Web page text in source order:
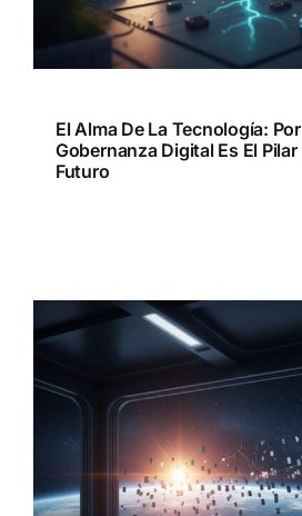
El Alma De La Tecnología:
Gobernanza Digital Es El
Futuro